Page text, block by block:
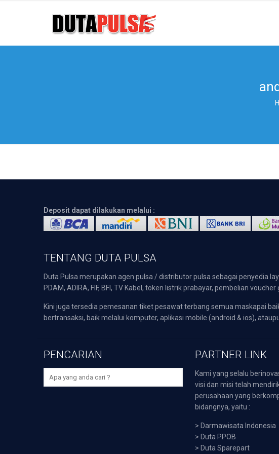
Deposit dapat dilakukan melalui :
TENTANG DUTA PULSA
Duta Pulsa merupakan agen pulsa / distributor pulsa sebagai penyedia
PDAM, ADIRA, FIF, BFI, TV Kabel, token listrik prabayar, pembelian
Kini juga tersedia pemesanan tiket pesawat terbang semua maskapai
bertransaksi, baik melalui komputer, aplikasi mobile (android & ios),
PENCARIAN PARTNER LINK
Kami yang selalu
visi dan misi telah
perusahaan yang
bidangnya, yaitu :
> Darmawisata Indonesia
> Duta PPOB
> Duta Sparepart